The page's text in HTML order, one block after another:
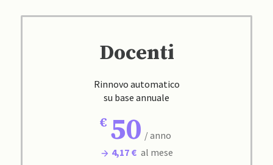
Docenti
Rinnovo automatico
su base annuale
50 / anno
4,17 € al mese